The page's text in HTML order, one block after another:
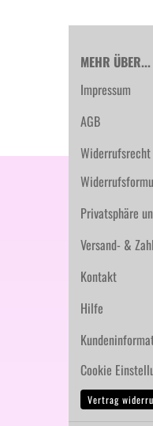
MEHR ÜBER...
Impressum
AGB
Privatsphäre
Versand- &
Kontakt
Hilfe
Cookie
Vertrag